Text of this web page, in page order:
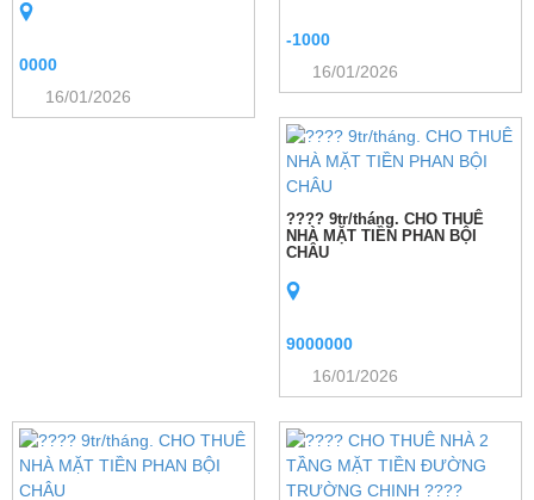
0000
16/01/2026
-1000
16/01/2026
???? 9tr/tháng. CHO THUÊ
NHÀ MẶT TIỀN PHAN BỘI
CHÂU
9000000
16/01/2026